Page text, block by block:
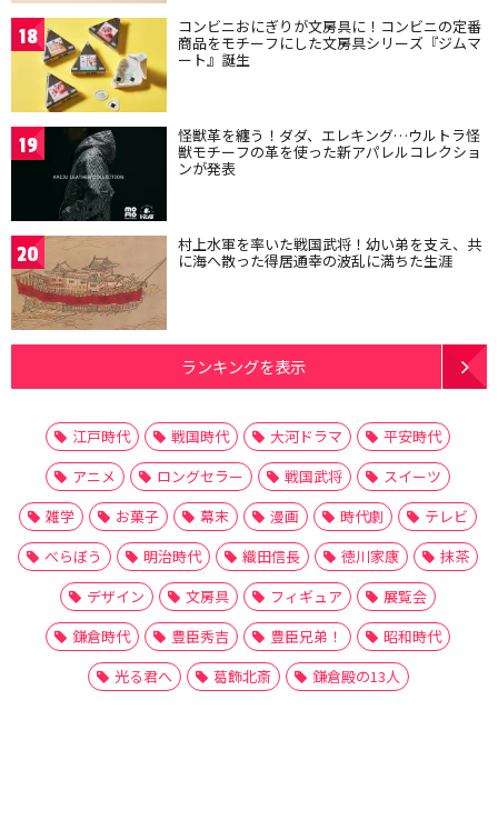
18 コンビニおにぎりが文房具に！コンビニの定番
商品をモチーフにした文房具シリーズ『ジムマ
ート』誕生
19 怪獣革を纏う！ダダ、エレキング…ウルトラ怪
獣モチーフの革を使った新アパレルコレクショ
ンが発表
20 村上水軍を率いた戦国武将！幼い弟を支え、共
に海へ散った得居通幸の波乱に満ちた生涯
ランキングを表示
江戸時代 戦国時代 大河ドラマ
平安時代
アニメ
ロングセラー 戦国武将
スイーツ
雑学
お菓子 幕末 漫画 時代劇
テレビ
べらぼう
明治時代 織田信長 徳川家康
抹茶
デザイン
文房具 フィギュア
展覧会
鎌倉時代
豊臣秀吉 豊臣兄弟！
昭和時代
光る君へ
葛飾北斎 鎌倉殿の13人